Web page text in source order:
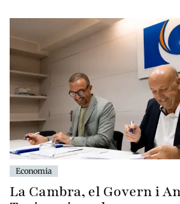
Economia
La Cambra, el Govern i